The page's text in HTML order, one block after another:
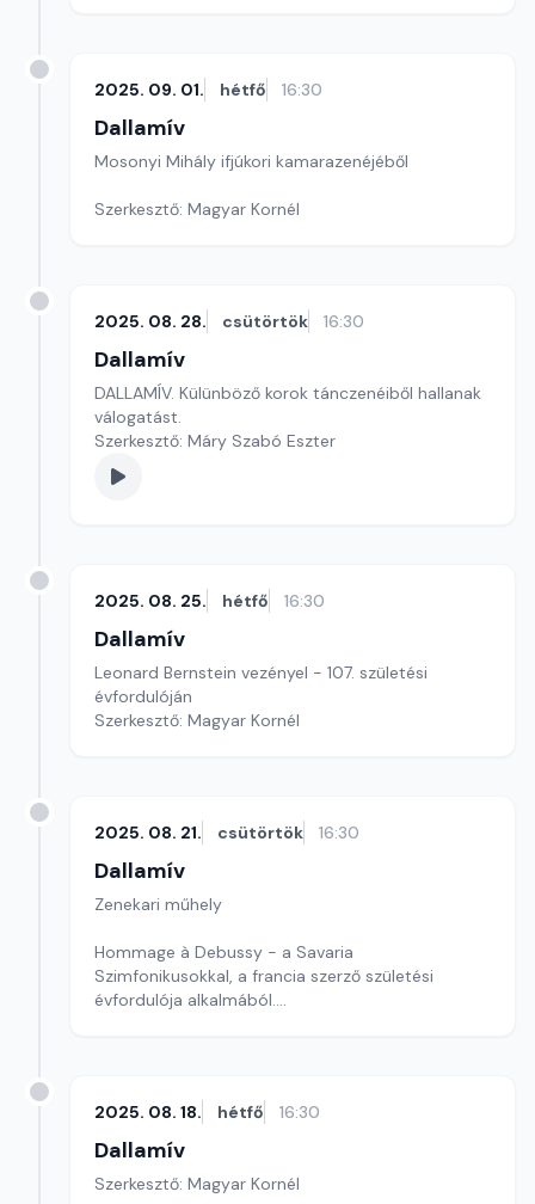
2025. 09. 01. hétfő 16:30
Dallamív
Mosonyi Mihály ifjúkori kamarazenéjéből
Szerkesztő: Magyar Kornél
2025. 08. 28. csütörtök 16:30
Dallamív
DALLAMÍV. Külünböző korok tánczenéiből hallanak
válogatást.
Szerkesztő: Máry Szabó Eszter
2025. 08. 25. hétfő 16:30
Dallamív
Leonard Bernstein vezényel - 107. születési
évfordulóján
Szerkesztő: Magyar Kornél
2025. 08. 21. csütörtök 16:30
Dallamív
Zenekari műhely
Hommage à Debussy - a Savaria
Szimfonikusokkal, a francia szerző születési
évfordulója alkalmából.
2025. 08. 18. hétfő 16:30
Dallamív
Szerkesztő: Magyar Kornél